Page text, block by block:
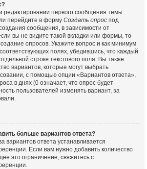
редактировании первого сообщения темы
перейдите в форму Создать опрос под
сообщения, в зависимости от
вы не видите такой вкладки или формы, то
опросов. Укажите вопрос и как минимум
полях, убедившись, что каждый
строке текстового поля. Вы также
вариантов, которые могут выбрать
с помощью опции «Вариантов ответа»,
в днях (0 означает, что опрос будет
пользователей изменять вариант, за
больше вариантов ответа?
вариантов ответа устанавливается
Если вам нужно добавить количество
это ограничение, свяжитесь с